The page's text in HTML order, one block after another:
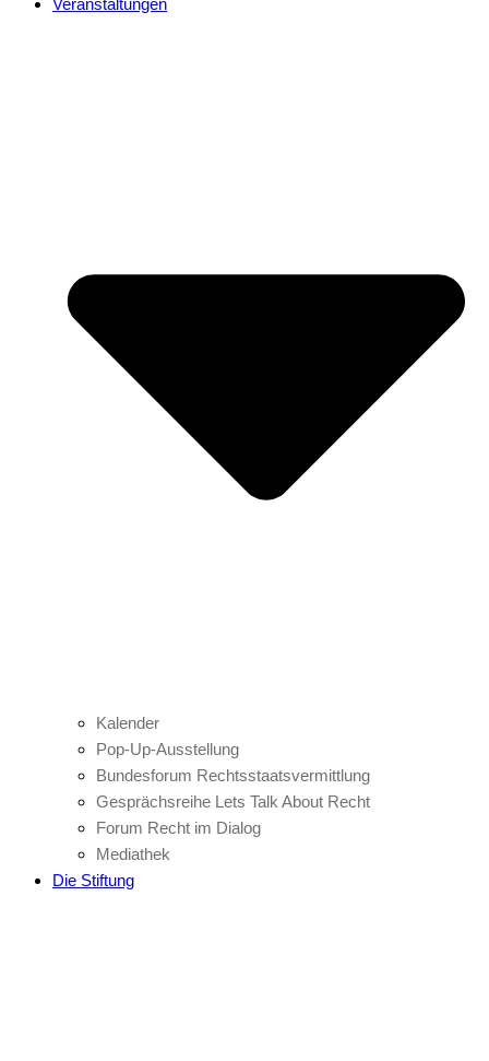
Veranstaltungen
Kalender
Pop-Up-Ausstellung
Bundesforum Rechtsstaatsvermittlung
Gesprächsreihe Lets Talk About Recht
Forum Recht im Dialog
Mediathek
Die Stiftung